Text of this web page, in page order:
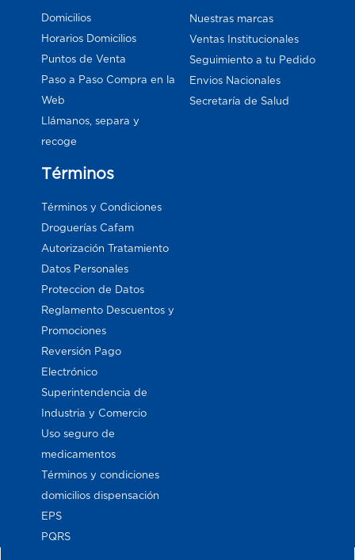
Domicilios
Horarios Domicilios
Puntos de Venta
Paso a Paso Compra en la
Web
Llámanos, separa y
recoge
Nuestras marcas
Ventas Institucionales
Seguimiento a tu Pedido
Envios Nacionales
Secretaría de Salud
Términos
Términos y Condiciones
Droguerías Cafam
Autorización Tratamiento
Datos Personales
Proteccion de Datos
Reglamento Descuentos y
Promociones
Reversión Pago
Electrónico
Superintendencia de
Industria y Comercio
Uso seguro de
medicamentos
Términos y condiciones
domicilios dispensación
EPS
PQRS